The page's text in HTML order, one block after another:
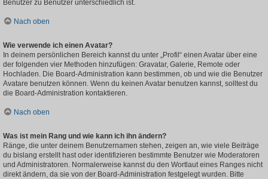
Benutzer zu Benutzer unterschiedlich ist.
Nach oben
Wie verwende ich einen Avatar?
In deinem persönlichen Bereich kannst du unter „Profil“ einen Avatar über eine
der folgenden vier Methoden hinzufügen: Gravatar, Galerie, Remote oder
Hochladen. Die Board-Administration kann bestimmen, ob und wie die Benutzer
Avatare benutzen können. Wenn du keinen Avatar benutzen kannst, solltest du
die Board-Administration kontaktieren.
Nach oben
Was ist mein Rang und wie kann ich ihn ändern?
Ränge, die unter deinem Benutzernamen stehen, zeigen an, wie viele Beiträge
du bislang erstellt hast oder identifizieren bestimmte Benutzer wie Moderatoren
und Administratoren. Normalerweise kannst du den Wortlaut eines Ranges nicht
direkt ändern, da sie von der Board-Administration festgelegt wurden. Bitte